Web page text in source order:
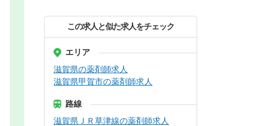
この求人と似た求人をチェック
エリア
滋賀県の薬剤師求人
滋賀県甲賀市の薬剤師求人
路線
滋賀県ＪＲ草津線の薬剤師求人